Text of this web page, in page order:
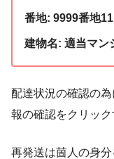
番地: 9999番地
建物名: 適当マン
配達状況の確認の
報の確認をクリッ
再発送は䓢人の身